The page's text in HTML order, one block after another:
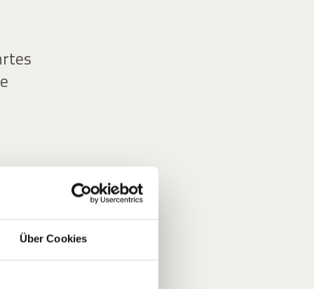
Über Cookies